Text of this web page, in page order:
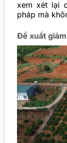
xem xét lại
pháp mà
Đề xuất